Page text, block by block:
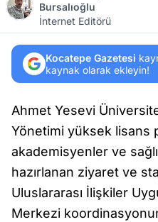
Bursalıoğlu
İnternet Editörü
Kocatepe Gazetesi
kaynak olarak ekleyin!
Ahmet Yesevi
Yönetimi yüksek lisans
akademisyenler ve
hazırlanan ziyaret ve
Uluslararası İlişkiler
Merkezi